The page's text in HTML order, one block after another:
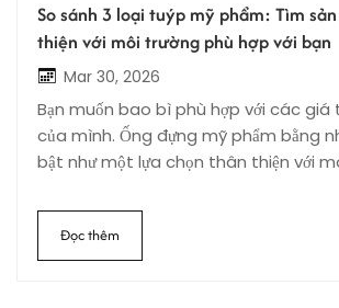
So sánh 3 loại tuýp mỹ phẩm: Tìm
thiện với môi trường phù hợp với bạn
Mar 30, 2026
Bạn muốn bao bì phù hợp với các giá
của mình. Ống đựng mỹ phẩm bằng
bật như một lựa chọn thân thiện với
chế hoàn toàn. Các thương hiệu chọn
có thể tái chế nó vô thời hạn mà
chất lượng. Loại ống lý tưởng của bạn
Đọc thêm